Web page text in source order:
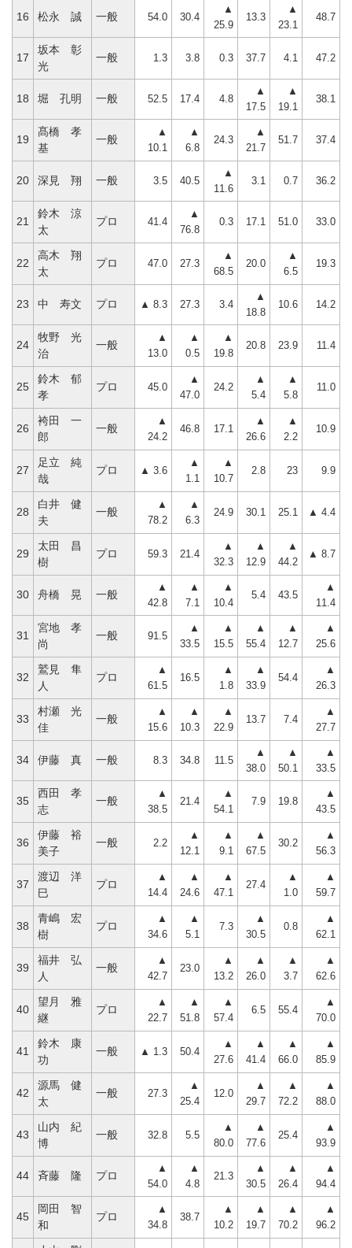
16 松永 誠 一般 54.0 30.4
▲
25.9
13.3
▲
23.1
48.7
17
坂本 彰
光
一般 1.3 3.8 0.3 37.7 4.1 47.2
18 堀 孔明 一般 52.5 17.4 4.8
▲
17.5
▲
19.1
38.1
19
髙橋 孝
基
一般
▲
10.1
▲
6.8
24.3
▲
21.7
51.7 37.4
20 深見 翔 一般 3.5 40.5
▲
11.6
3.1 0.7 36.2
21
鈴木 涼
太
プロ 41.4
▲
76.8
0.3 17.1 51.0 33.0
22
高木 翔
太
プロ 47.0 27.3
▲
68.5
20.0
▲
6.5
19.3
23 中 寿文 プロ ▲ 8.3 27.3 3.4
▲
18.8
10.6 14.2
24
牧野 光
治
一般
▲
13.0
▲
0.5
▲
19.8
20.8 23.9 11.4
25
鈴木 郁
孝
プロ 45.0
▲
47.0
24.2
▲
5.4
▲
5.8
11.0
26
袴田 一
郎
一般
▲
24.2
46.8 17.1
▲
26.6
▲
2.2
10.9
27
足立 純
哉
プロ ▲ 3.6
▲
1.1
▲
10.7
2.8 23 9.9
28
白井 健
夫
一般
▲
78.2
▲
6.3
24.9 30.1 25.1 ▲ 4.4
29
太田 昌
樹
プロ 59.3 21.4
▲
32.3
▲
12.9
▲
44.2
▲ 8.7
30 舟橋 晃 一般
▲
42.8
▲
7.1
▲
10.4
5.4 43.5
▲
11.4
31
宮地 孝
尚
一般 91.5
▲
33.5
▲
15.5
▲
55.4
▲
12.7
▲
25.6
32
鷲見 隼
人
プロ
▲
61.5
16.5
▲
1.8
▲
33.9
54.4
▲
26.3
33
村瀬 光
佳
一般
▲
15.6
▲
10.3
▲
22.9
13.7 7.4
▲
27.7
34 伊藤 真 一般 8.3 34.8 11.5
▲
38.0
▲
50.1
▲
33.5
35
西田 孝
志
一般
▲
38.5
21.4
▲
54.1
7.9 19.8
▲
43.5
36
伊藤 裕
美子
一般 2.2
▲
12.1
▲
9.1
▲
67.5
30.2
▲
56.3
37
渡辺 洋
巳
プロ
▲
14.4
▲
24.6
▲
47.1
27.4
▲
1.0
▲
59.7
38
青嶋 宏
樹
プロ
▲
34.6
▲
5.1
7.3
▲
30.5
0.8
▲
62.1
39
福井 弘
人
一般
▲
42.7
23.0
▲
13.2
▲
26.0
▲
3.7
▲
62.6
40
望月 雅
継
プロ
▲
22.7
▲
51.8
▲
57.4
6.5 55.4
▲
70.0
41
鈴木 康
功
一般 ▲ 1.3 50.4
▲
27.6
▲
41.4
▲
66.0
▲
85.9
42
源馬 健
太
一般 27.3
▲
25.4
12.0
▲
29.7
▲
72.2
▲
88.0
43
山内 紀
博
一般 32.8 5.5
▲
80.0
▲
77.6
25.4
▲
93.9
44 斉藤 隆 プロ
▲
54.0
▲
4.8
21.3
▲
30.5
▲
26.4
▲
94.4
45
岡田 智
和
プロ
▲
34.8
38.7
▲
10.2
▲
19.7
▲
70.2
▲
96.2